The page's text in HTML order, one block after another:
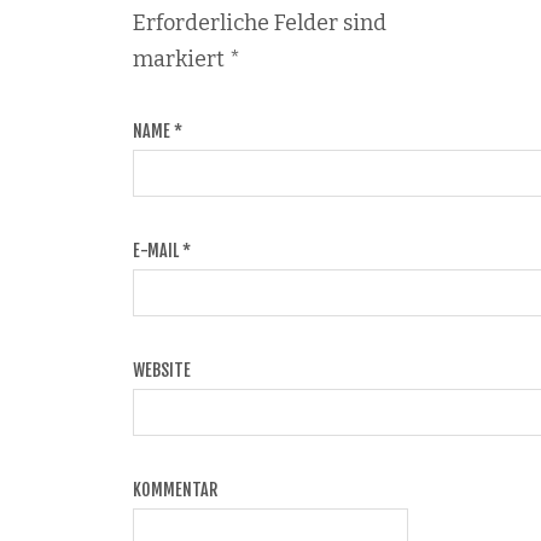
Erforderliche Felder sind
markiert *
NAME*
E-MAIL*
WEBSITE
KOMMENTAR